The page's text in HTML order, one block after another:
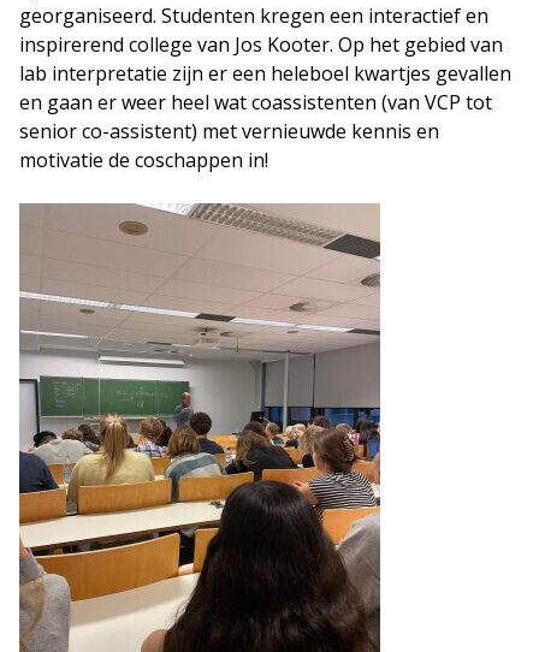
georganiseerd. Studenten kregen een interactief en
inspirerend college van Jos Kooter. Op het gebied van
lab interpretatie zijn er een heleboel kwartjes gevallen
en gaan er weer heel wat coassistenten (van VCP tot
senior co-assistent) met vernieuwde kennis en
motivatie de coschappen in!